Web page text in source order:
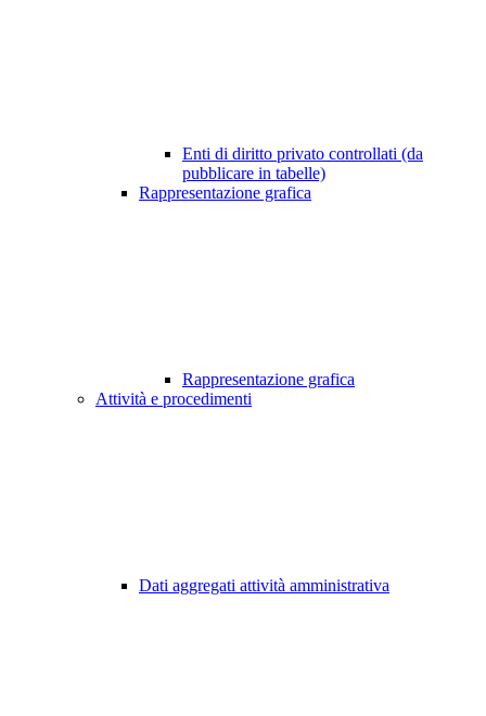
Enti di diritto privato controllati (da
pubblicare in tabelle)
Rappresentazione grafica
Rappresentazione grafica
Attività e procedimenti
Dati aggregati attività amministrativa